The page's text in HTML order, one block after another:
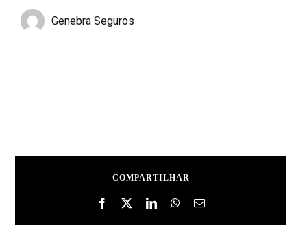
Genebra Seguros
COMPARTILHAR